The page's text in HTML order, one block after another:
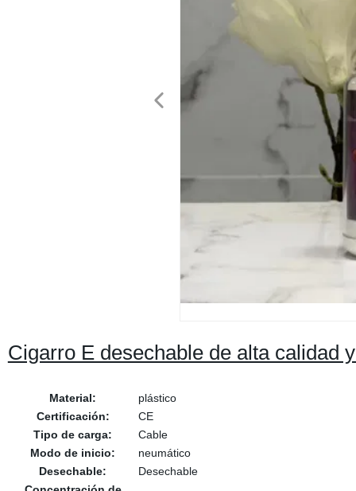
Cigarro E desechable de alta calidad
Material:
plástico
Certificación:
CE
Tipo de carga:
Cable
Modo de inicio:
neumático
Desechable:
Desechable